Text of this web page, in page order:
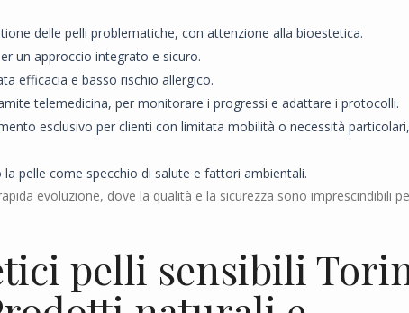
delle pelli problematiche, con attenzione alla bioestetica.
un approccio integrato e sicuro.
efficacia e basso rischio allergico.
telemedicina, per monitorare i progressi e adattare i protocolli.
esclusivo per clienti con limitata mobilità o necessità particolari,
pelle come specchio di salute e fattori ambientali.
evoluzione, dove la qualità e la sicurezza sono imprescindibili
pelli sensibili